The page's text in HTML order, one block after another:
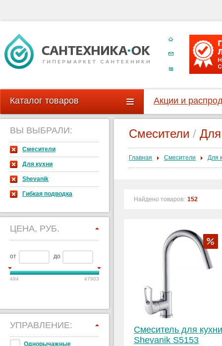
Каталог товаров Акции и
ВЫ ВЫБРАЛИ:
Смесители
Для кухни
Shevanik
Гибкая подводка
ЦЕНА, РУБ.
от до
494 47903
УПРАВЛЕНИЕ:
Однорычажные
Смесители /
Главная Смесители Для
Найдено товаров: 152
Смеситель для кухни
Shevanik S5153